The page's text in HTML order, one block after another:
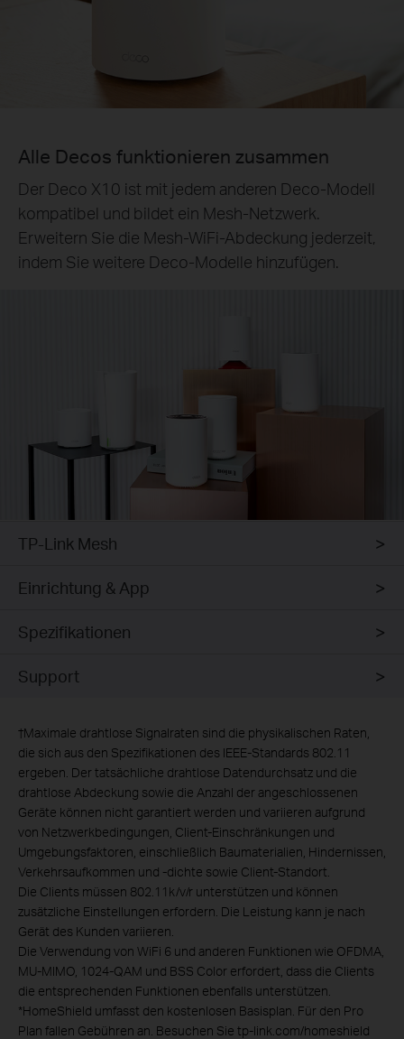
Alle Decos funktionieren zusammen
Der Deco X10 ist mit jedem anderen Deco-Modell
kompatibel und bildet ein Mesh-Netzwerk.
Erweitern Sie die Mesh-WiFi-Abdeckung jederzeit,
indem Sie weitere Deco-Modelle hinzufügen.
TP-Link Mesh
Einrichtung & App
Spezifikationen
Support
†Maximale drahtlose Signalraten sind die physikalischen Raten,
die sich aus den Spezifikationen des IEEE-Standards 802.11
ergeben. Der tatsächliche drahtlose Datendurchsatz und die
drahtlose Abdeckung sowie die Anzahl der angeschlossenen
Geräte können nicht garantiert werden und variieren aufgrund
von Netzwerkbedingungen, Client-Einschränkungen und
Umgebungsfaktoren, einschließlich Baumaterialien, Hindernissen,
Verkehrsaufkommen und -dichte sowie Client-Standort.
Die Clients müssen 802.11k/v/r unterstützen und können
zusätzliche Einstellungen erfordern. Die Leistung kann je nach
Gerät des Kunden variieren.
Die Verwendung von WiFi 6 und anderen Funktionen wie OFDMA,
MU-MIMO, 1024-QAM und BSS Color erfordert, dass die Clients
die entsprechenden Funktionen ebenfalls unterstützen.
*HomeShield umfasst den kostenlosen Basisplan. Für den Pro
Plan fallen Gebühren an. Besuchen Sie tp-link.com/homeshield